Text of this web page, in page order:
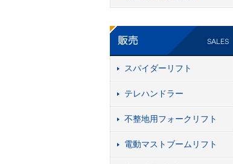
スパイダーリフト
テレハンドラー
不整地用フォークリフト
電動マストブームリフト